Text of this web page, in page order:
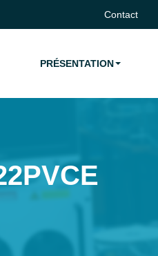
Contact
PRÉSENTATION